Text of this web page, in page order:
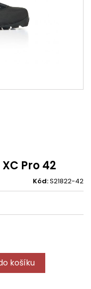
Pro 42
Kód:S21822-42
košíku